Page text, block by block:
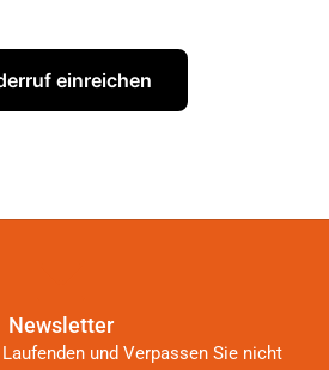
einreichen
Newsletter
und Verpassen Sie nicht